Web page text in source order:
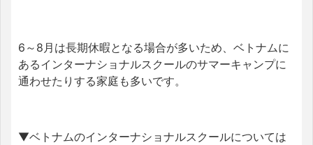
6～8月は長期休暇となる場合が多いため、ベトナムに
あるインターナショナルスクールのサマーキャンプに
通わせたりする家庭も多いです。
▼ベトナムのインターナショナルスクールについては